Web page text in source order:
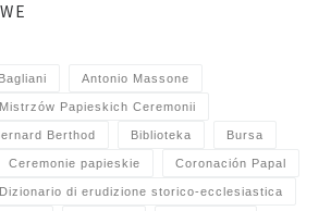
Antonio Massone
Papieskich Ceremonii
Berthod Biblioteka Bursa
Ceremonie papieskie Coronación Papal
Dizionario di erudizione storico-ecclesiastica